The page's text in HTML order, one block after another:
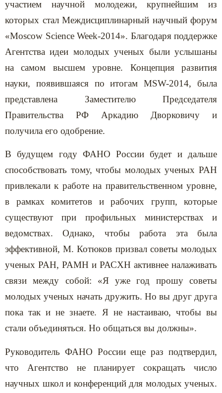
участием научной молодежи, крупнейшим из
которых стал Междисциплинарный научный форум
«Moscow Science Week-2014». Благодаря поддержке
Агентства идеи молодых ученых были услышаны
на самом высшем уровне. Концепция развития
науки, появившаяся по итогам MSW-2014, была
представлена Заместителю Председателя
Правительства РФ Аркадию Дворковичу и
получила его одобрение.
В будущем году ФАНО России будет и дальше
способствовать тому, чтобы молодых ученых РАН
привлекали к работе на правительственном уровне,
в рамках комитетов и рабочих групп, которые
существуют при профильных министерствах и
ведомствах. Однако, чтобы работа эта была
эффективной, М. Котюков призвал советы молодых
ученых РАН, РАМН и РАСХН активнее налаживать
связи между собой: «Я уже год прошу советы
молодых ученых начать дружить. Но вы друг друга
пока так и не знаете. Я не настаиваю, чтобы вы
стали объединяться. Но общаться вы должны».
Руководитель ФАНО России еще раз подтвердил,
что Агентство не планирует сокращать число
научных школ и конференций для молодых ученых.